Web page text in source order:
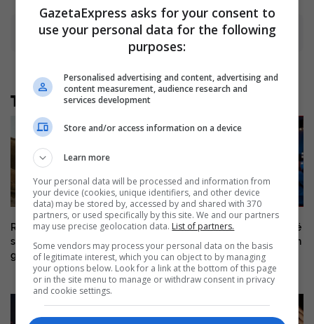
Advertisement
Të tjera nga rubrika
Rita Ora rrëfen bestytnitë
shqiptare që trashëgoi nga
gjyshja
Letra emocionuese e babait të
Selin Bollatit përlot DJ Gimbon
GazetaExpress asks for your consent to
use your personal data for the following
purposes:
Personalised advertising and content, advertising and
content measurement, audience research and
services development
Store and/or access information on a device
Learn more
Your personal data will be processed and information from
your device (cookies, unique identifiers, and other device
data) may be stored by, accessed by and shared with 370
partners, or used specifically by this site. We and our partners
may use precise geolocation data. List of partners.
Some vendors may process your personal data on the basis
of legitimate interest, which you can object to by managing
your options below. Look for a link at the bottom of this page
or in the site menu to manage or withdraw consent in privacy
and cookie settings.